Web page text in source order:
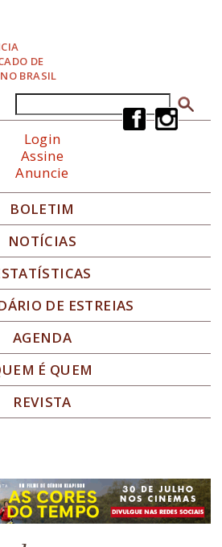
DE
BRASIL
Formulário de busca
Login
Assine
Anuncie
BOLETIM
NOTÍCIAS
DE ESTREIAS
AGENDA
É QUEM
REVISTA